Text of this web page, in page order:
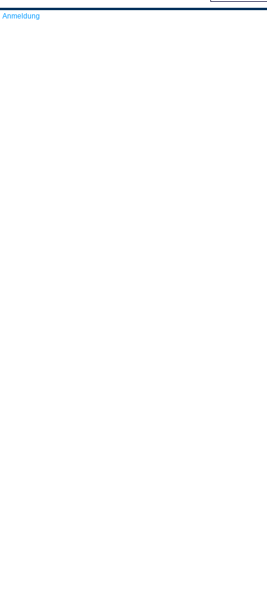
Anmeldung